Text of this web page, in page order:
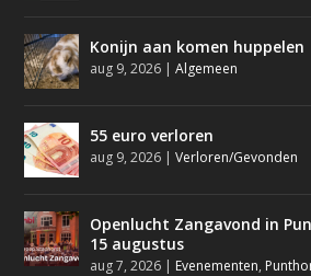
Konijn aan komen huppelen
aug 9, 2026 |Algemeen
55 euro verloren
aug 9, 2026 |Verloren/Gevonden
Openlucht Zangavond in
15 augustus
aug 7, 2026 | Evenementen,